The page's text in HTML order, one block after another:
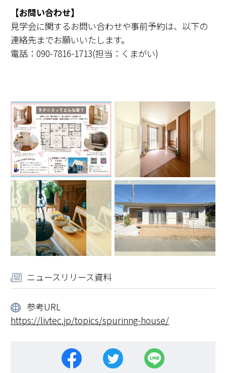
【お問い合わせ】
見学会に関するお問い合わせや事前予約は、以下の
連絡先までお願いいたします。
電話：090-7816-1713(担当：くまがい)
ニュースリリース資料
参考URL
https://livtec.jp/topics/spurinng-house/